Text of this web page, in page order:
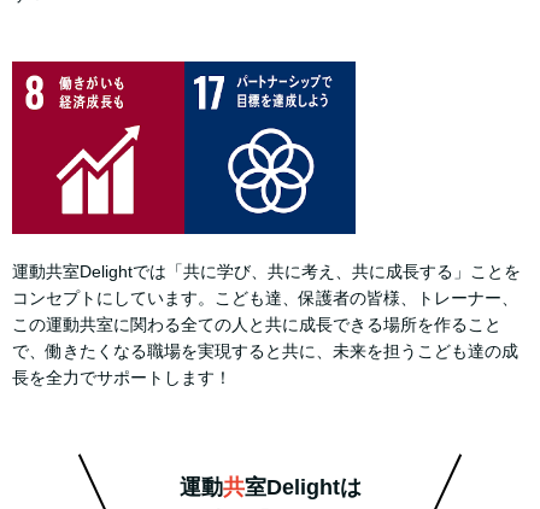
運動共室Delightでは「共に学び、共に考え、共に成長する」ことを
コンセプトにしています。こども達、保護者の皆様、トレーナー、
この運動共室に関わる全ての人と共に成長できる場所を作ること
で、働きたくなる職場を実現すると共に、未来を担うこども達の成
長を全力でサポートします！
運動共室Delightは